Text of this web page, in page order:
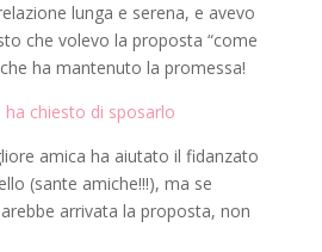
lunga e serena, e avevo
che volevo la proposta “come
ha mantenuto la promessa!
chiesto di sposarlo
amica ha aiutato il fidanzato
(sante amiche!!!), ma se
arrivata la proposta, non